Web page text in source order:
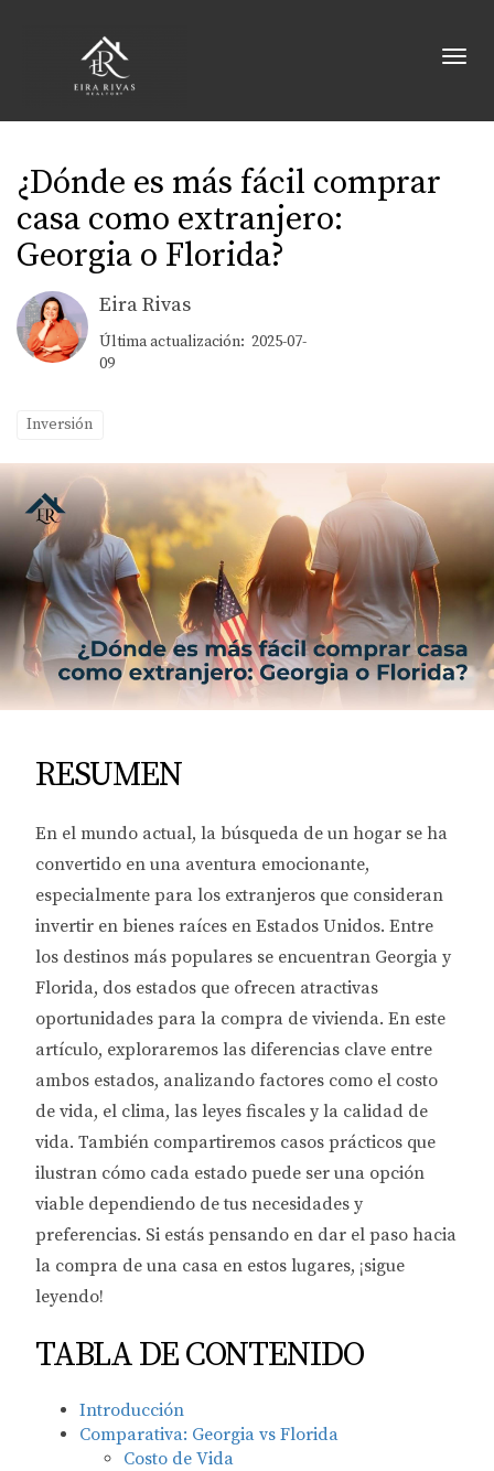
¿Dónde es más fácil comprar
casa como extranjero:
Georgia o Florida?
Eira Rivas
Última actualización: 2025-07-
09
Inversión
RESUMEN
En el mundo actual, la búsqueda de un hogar se ha
convertido en una aventura emocionante,
especialmente para los extranjeros que consideran
invertir en bienes raíces en Estados Unidos. Entre
los destinos más populares se encuentran Georgia y
Florida, dos estados que ofrecen atractivas
oportunidades para la compra de vivienda. En este
artículo, exploraremos las diferencias clave entre
ambos estados, analizando factores como el costo
de vida, el clima, las leyes fiscales y la calidad de
vida. También compartiremos casos prácticos que
ilustran cómo cada estado puede ser una opción
viable dependiendo de tus necesidades y
preferencias. Si estás pensando en dar el paso hacia
la compra de una casa en estos lugares, ¡sigue
leyendo!
TABLA DE CONTENIDO
Introducción
Comparativa: Georgia vs Florida
Costo de Vida